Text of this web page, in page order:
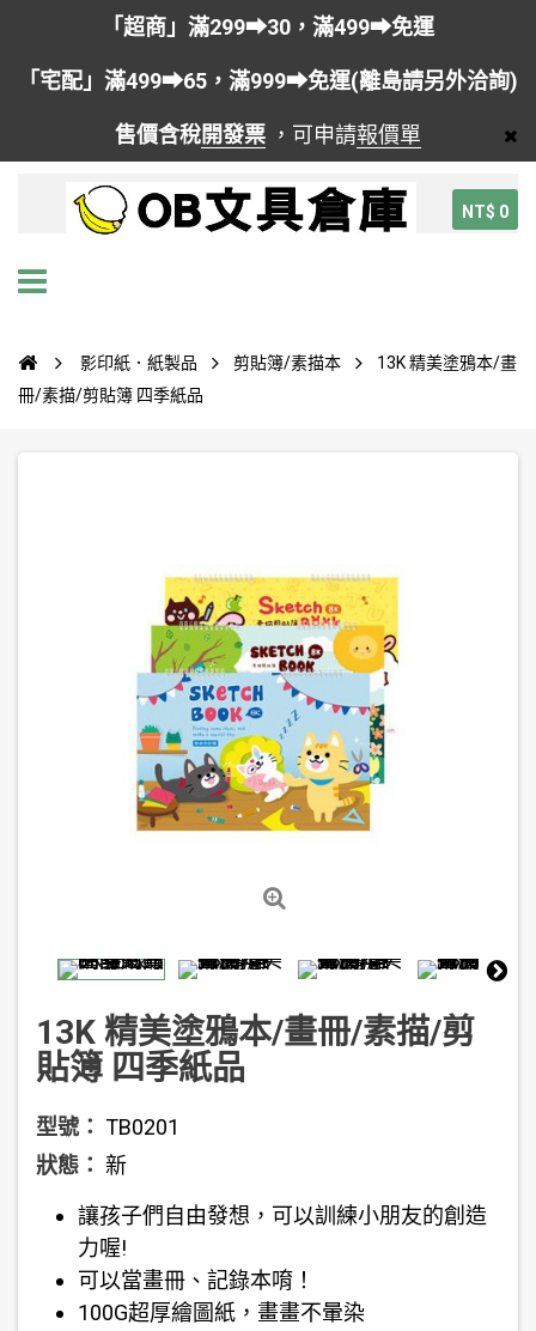
「超商」滿299➡30，滿499➡免運
「宅配」滿499➡65，滿999➡免運(離島請另外洽詢)
售價含稅開發票 ，可申請報價單
NT$ 0
影印紙．紙製品 剪貼簿/素描本
13K 精美塗鴉本/畫
冊/素描/剪貼簿 四季紙品
13K 精美塗鴉本/畫冊/素描/剪
貼簿 四季紙品
型號： TB0201
狀態： 新
讓孩子們自由發想，可以訓練小朋友的創造
力喔!
可以當畫冊、記錄本唷！
100G超厚繪圖紙，畫畫不暈染